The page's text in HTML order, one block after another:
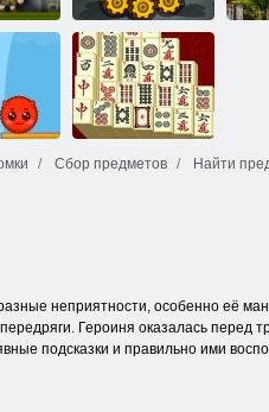
Последние
выжившие
2
Сбор предметов Найти
неприятности, особенно её
Героиня оказалась
подсказки и правильно ими